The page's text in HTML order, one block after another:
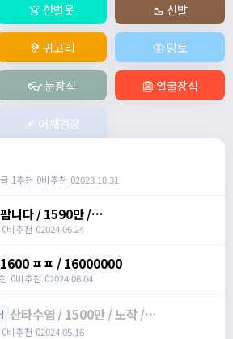
👗 한벌옷 🥾 신발
🦻 귀고리 🦋 망토
👓 눈장식 👺 얼굴장식
🩹 어깨견장
1추천 0비추천 02023.10.31
니다 / 1590만 /
o/s9RMwG3f
비추천 02024.06.24
1600 ㅍㅍ / 16000000
0비추천 02024.06.04
산타수염 / 1500만 / 노작 /
https://open.kakao.com/o/
비추천 02024.05.16